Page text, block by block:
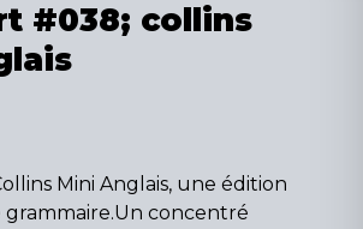
#038; collins
Mini Anglais, une édition
concentré